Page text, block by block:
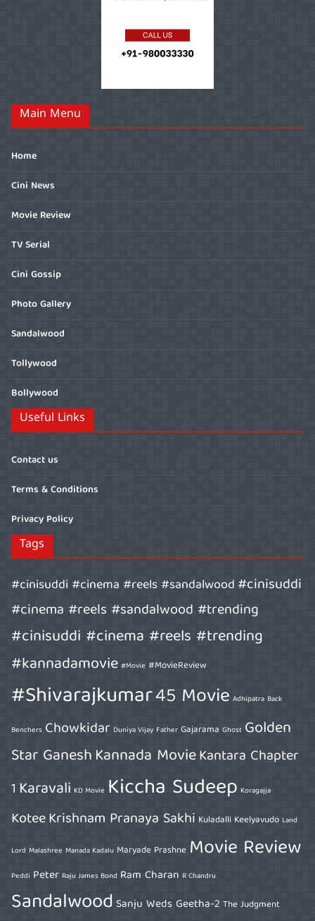
Main Menu
Home
Cini News
Movie Review
TV Serial
Cini Gossip
Photo Gallery
Sandalwood
Tollywood
Bollywood
Useful Links
Contact us
Terms & Conditions
Privacy Policy
Tags
#cinisuddi #cinema #reels #sandalwood#cinisuddi
#cinema #reels #sandalwood #trending
#cinisuddi #cinema #reels #trending
#kannadamovie #Movie #MovieReview
#Shivarajkumar45 Movie Adhipatra Back
Benchers Chowkidar Duniya Vijay Father Gajarama Ghost Golden
Star GaneshKannada MovieKantara Chapter
1 Karavali KD Movie Kiccha Sudeep Koragajja
KoteeKrishnam Pranaya Sakhi Kuladalli Keelyavudo Land
Lord Malashree Manada Kadalu Maryade Prashne Movie Review
Peddi Peter Raju James Bond Ram Charan R Chandru
Sandalwood Sanju Weds Geetha-2 The Judgment